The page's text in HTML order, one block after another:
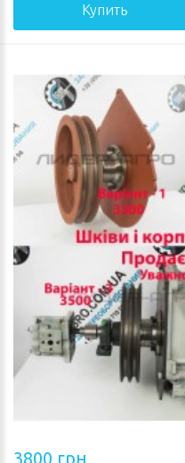
Купить
3800 грн